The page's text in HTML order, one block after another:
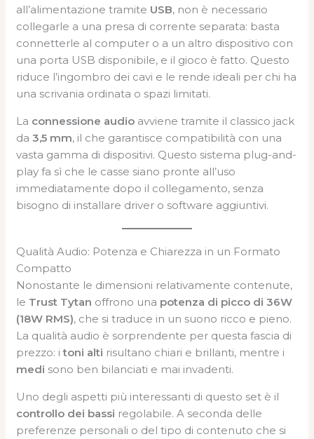
all’alimentazione tramite USB, non è necessario
collegarle a una presa di corrente separata: basta
connetterle al computer o a un altro dispositivo con
una porta USB disponibile, e il gioco è fatto. Questo
riduce l’ingombro dei cavi e le rende ideali per chi ha
una scrivania ordinata o spazi limitati.
La connessione audio avviene tramite il classico jack
da3,5 mm, il che garantisce compatibilità con una
vasta gamma di dispositivi. Questo sistema plug-and-
play fa sì che le casse siano pronte all’uso
immediatamente dopo il collegamento, senza
bisogno di installare driver o software aggiuntivi.
Qualità Audio: Potenza e Chiarezza in un Formato
Compatto
Nonostante le dimensioni relativamente contenute,
le Trust Tytan offrono una potenza di picco di 36W
(18W RMS), che si traduce in un suono ricco e pieno.
La qualità audio è sorprendente per questa fascia di
prezzo: itoni alti risultano chiari e brillanti, mentre i
medi sono ben bilanciati e mai invadenti.
Uno degli aspetti più interessanti di questo set è il
controllo dei bassi regolabile. A seconda delle
preferenze personali o del tipo di contenuto che si